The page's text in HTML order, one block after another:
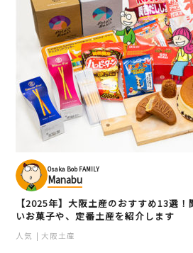
Osaka Bob FAMILY
Manabu
【2025年】大阪土産のおすすめ13選
いお菓子や、定番土産を紹介します
人気 大阪土産